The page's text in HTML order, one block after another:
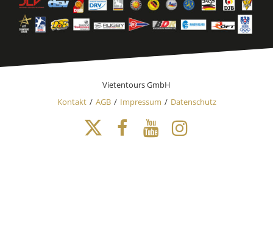
Vietentours GmbH
Kontakt
AGB Impressum Datenschutz